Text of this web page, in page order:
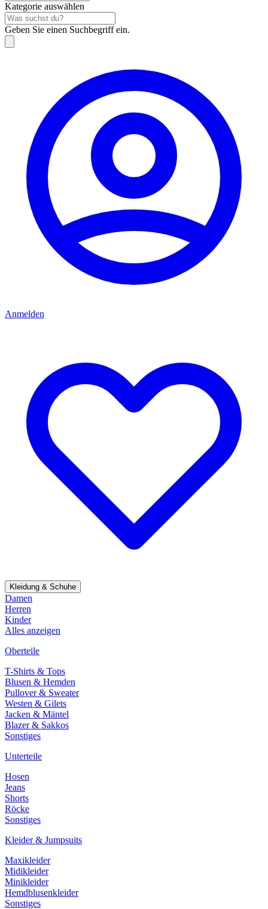
Kategorie auswählen
Geben Sie einen Suchbegriff ein.
Anmelden
Kleidung & Schuhe
Damen
Herren
Kinder
Alles anzeigen
Oberteile
T-Shirts & Tops
Blusen & Hemden
Pullover & Sweater
Westen & Gilets
Jacken & Mäntel
Blazer & Sakkos
Sonstiges
Unterteile
Hosen
Jeans
Shorts
Röcke
Sonstiges
Kleider & Jumpsuits
Maxikleider
Midikleider
Minikleider
Hemdblusenkleider
Sonstiges